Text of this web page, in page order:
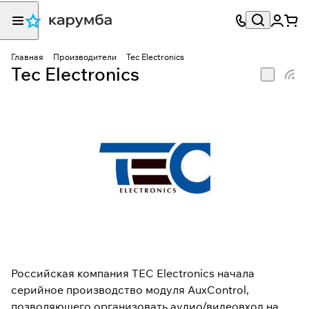
Главная Производители Tec Electronics
Tec Electronics
Российская компания TEC Electronics начала
серийное производство модуля AuxControl,
позволяющего организовать аудио/видеовход на